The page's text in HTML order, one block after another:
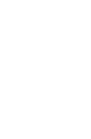
récentes
bien,